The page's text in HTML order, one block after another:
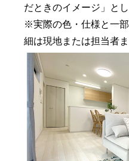
だときのイメージ」と
※実際の色・仕様と一
細は現地または担当者